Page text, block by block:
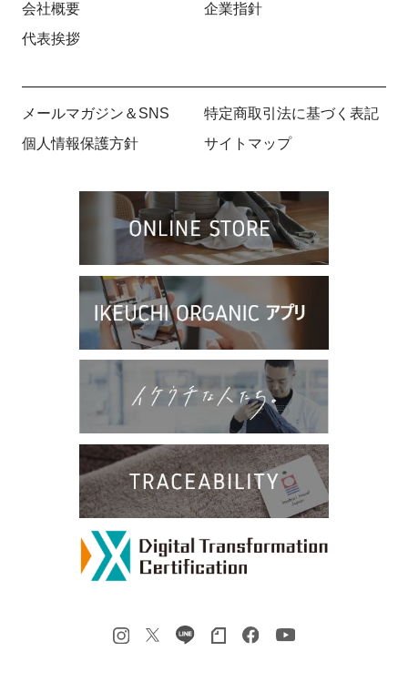
会社概要
企業指針
代表挨拶
メールマガジン＆SNS
特定商取引法に基づく表記
個人情報保護方針
サイトマップ